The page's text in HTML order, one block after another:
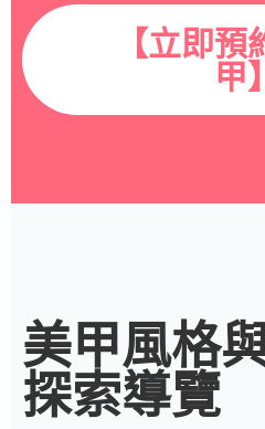
【立即
甲】
美甲風格
探索導覽